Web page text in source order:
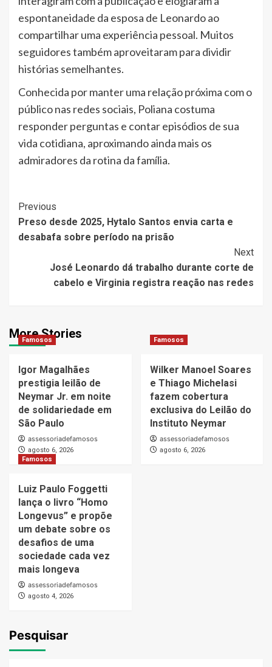
espontaneidade da esposa de Leonardo ao
compartilhar uma experiência pessoal. Muitos
seguidores também aproveitaram para dividir
histórias semelhantes.
Conhecida por manter uma relação próxima com o
público nas redes sociais, Poliana costuma
responder perguntas e contar episódios de sua
vida cotidiana, aproximando ainda mais os
admiradores da rotina da família.
Post
Navigation
Previous
Preso desde 2025, Hytalo Santos envia carta e
desabafa sobre período na prisão
Next
José Leonardo dá trabalho durante corte de
cabelo e Virginia registra reação nas redes
More Stories
Famosos
Igor Magalhães
prestigia leilão de
Neymar Jr. em noite
de solidariedade em
São Paulo
assessoriadefamosos
agosto 6, 2026
Famosos
Wilker Manoel Soares
e Thiago Michelasi
fazem cobertura
exclusiva do Leilão do
Instituto Neymar
assessoriadefamosos
agosto 6, 2026
Famosos
Luiz Paulo Foggetti
lança o livro “Homo
Longevus” e propõe
um debate sobre os
desafios de uma
sociedade cada vez
mais longeva
assessoriadefamosos
agosto 4, 2026
Pesquisar